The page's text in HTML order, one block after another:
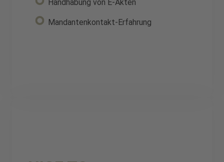
Handhabung von E-Akten
Mandantenkontakt-Erfahrung